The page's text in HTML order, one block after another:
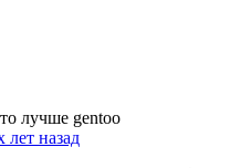
лучше gentoo
лет назад